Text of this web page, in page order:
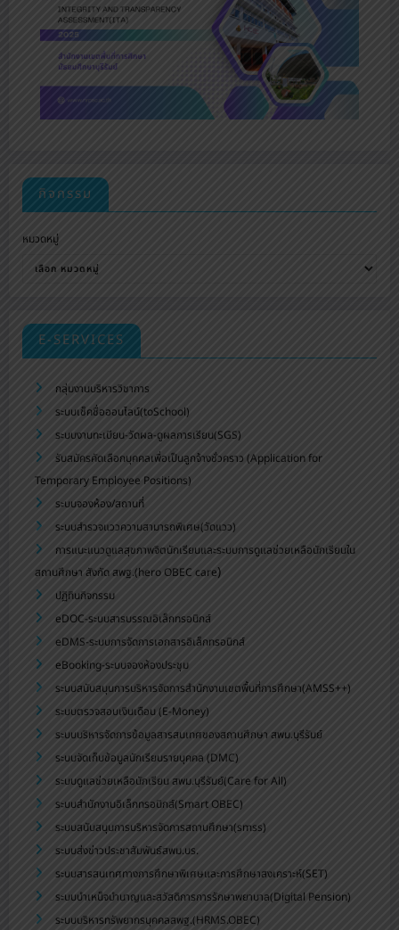
กิจกรรม
หมวดหมู่
E-SERVICES
กลุ่มงานบริหารวิชาการ
ระบบเช็คชื่อออนไลน์(toSchool)
ระบบงานทะเบียน-วัดผล-ดูผลการเรียน(SGS)
รับสมัครคัดเลือกบุคคลเพื่อเป็นลูกจ้างชั่วคราว (Application for
Temporary Employee Positions)
ระบบจองห้อง/สถานที่
ระบบสำรวจแววความสามารถพิเศษ(วัดแวว)
การแนะแนวดูแลสุขภาพจิตนักเรียนและระบบการดูแลช่วยเหลือนักเรียนใน
สถานศึกษา สังกัด สพฐ.(hero OBEC care)
ปฏิทินกิจกรรม
eDOC-ระบบสารบรรณอิเล็กทรอนิกส์
eDMS-ระบบการจัดการเอกสารอิเล็กทรอนิกส์
eBooking-ระบบจองห้องประชุม
ระบบสนับสนุนการบริหารจัดการสำนักงานเขตพื้นที่การศึกษา(AMSS++)
ระบบตรวจสอบเงินเดือน (E-Money)
ระบบบริหารจัดการข้อมูลสารสนเทศของสถานศึกษา สพม.บุรีรัมย์
ระบบจัดเก็บข้อมูลนักเรียนรายบุคคล (DMC)
ระบบดูแลช่วยเหลือนักเรียน สพม.บุรีรัมย์(Care for All)
ระบบสำนักงานอิเล็กทรอนิกส์(Smart OBEC)
ระบบสนับสนุนการบริหารจัดการสถานศึกษา(smss)
ระบบส่งข่าวประชาสัมพันธ์สพม.บร.
ระบบสารสนเทศทางการศึกษาพิเศษและการศึกษาสงเคราะห์(SET)
ระบบบำเหน็จบำนาญและสวัสดิการการรักษาพยาบาล(Digital Pension)
ระบบบริหารทรัพยากรบุคคลสพฐ.(HRMS.OBEC)